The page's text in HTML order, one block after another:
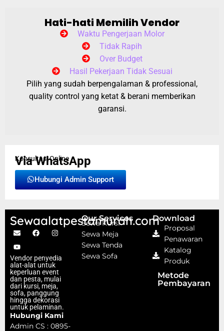
Hati-hati Memilih Vendor
Waktu Pengerjaan Molor
Tidak Rapih
Over Budget
Hasil Pekerjaan Tidak Sesuai
Pilih yang sudah berpengalaman & professional,
quality control yang ketat & berani memberikan
garansi.
Konsultasi Online
Via WhatsApp
Hubungi Admin Support
Sewaalatpestamurah.com
Vendor penyedia
alat-alat untuk
keperluan event
dan pesta, mulai
dari kursi, meja,
sofa, panggung
hingga dekorasi
untuk pelaminan.
Hubungi Kami
Admin CS : 0895-
Our Services
Sewa Kursi
Sewa Meja
Sewa Tenda
Sewa Sofa
Download
Proposal
Penawaran
Katalog
Produk
Metode
Pembayaran